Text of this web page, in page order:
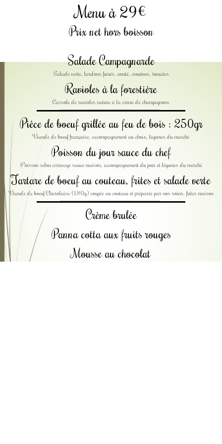
Menu à 29€
Prix net hors boisson
Salade Campagnarde
Salade verte, lardons fumés, comté, croutons, tomates
Ravioles à la forestière
Cassole de ravioles nature à la crème de champignons
Pièce de boeuf grillée au feu de bois : 250gr
Viande de boeuf française, accompagnement au choix, légumes du marché
Poisson du jour sauce du chef
Poisson selon arrivage sauce maison, accompagnement du jour et légumes du marché
Tartare de boeuf au couteau, frites et salade verte
Viande de boeuf Charolaise (180g) coupée au couteau et préparée par nos soins, frites maison
Crème brulée
Panna cotta aux fruits rouges
Mousse au chocolat